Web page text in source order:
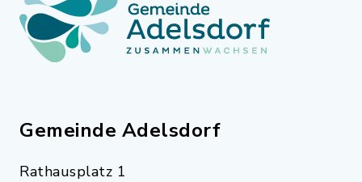
Gemeinde Adelsdorf
Rathausplatz 1